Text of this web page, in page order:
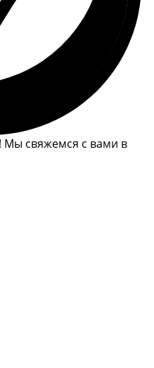
Мы свяжемся с вами в